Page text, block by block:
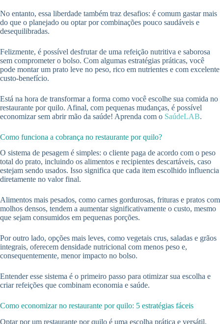
No entanto, essa liberdade também traz desafios: é comum gastar mais
do que o planejado ou optar por combinações pouco saudáveis e
desequilibradas.
Felizmente, é possível desfrutar de uma refeição nutritiva e saborosa
sem comprometer o bolso. Com algumas estratégias práticas, você
pode montar um prato leve no peso, rico em nutrientes e com excelente
custo-benefício.
Está na hora de transformar a forma como você escolhe sua comida no
restaurante por quilo. Afinal, com pequenas mudanças, é possível
economizar sem abrir mão da saúde! Aprenda com o SaúdeLAB.
Como funciona a cobrança no restaurante por quilo?
O sistema de pesagem é simples: o cliente paga de acordo com o peso
total do prato, incluindo os alimentos e recipientes descartáveis, caso
estejam sendo usados. Isso significa que cada item escolhido influencia
diretamente no valor final.
Alimentos mais pesados, como carnes gordurosas, frituras e pratos com
molhos densos, tendem a aumentar significativamente o custo, mesmo
que sejam consumidos em pequenas porções.
Por outro lado, opções mais leves, como vegetais crus, saladas e grãos
integrais, oferecem densidade nutricional com menos peso e,
consequentemente, menor impacto no bolso.
Entender esse sistema é o primeiro passo para otimizar sua escolha e
criar refeições que combinam economia e saúde.
Como economizar no restaurante por quilo: 5 estratégias fáceis
Optar por um restaurante por quilo é uma escolha prática e versátil,